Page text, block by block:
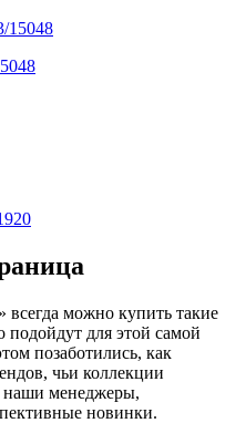
20
всегда можно купить такие
подойдут для этой самой
позаботились, как
чьи коллекции
наши менеджеры,
новинки.